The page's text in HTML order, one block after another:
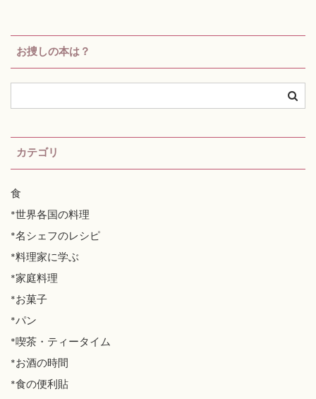
お捜しの本は？
カテゴリ
食
*世界各国の料理
*名シェフのレシピ
*料理家に学ぶ
*家庭料理
*お菓子
*パン
*喫茶・ティータイム
*お酒の時間
*食の便利貼